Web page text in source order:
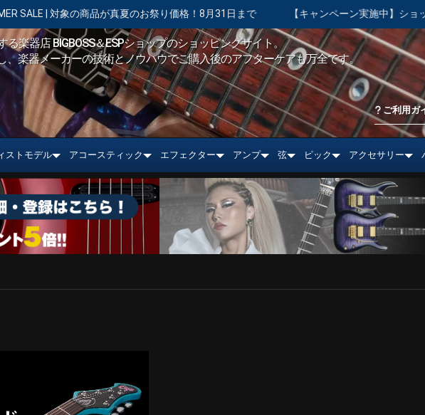
が真夏のお祭り価格！8月31日まで 【キャンペーン実施中】ショッピングクレジット
る楽器店 BIGBOSS＆ESPショップのショッピングサイト。
、楽器メーカーの技術とノウハウでご購入後のアフターケアも万全です。
ご利用ガ
ストモデル アコースティック エフェクター アンプ 弦 ピック アクセサリー